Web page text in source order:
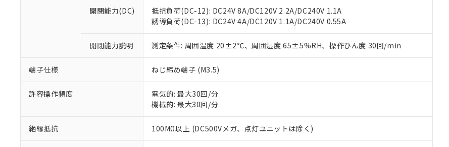
開閉能力(DC)
抵抗負荷(DC-12): DC24V 8A/DC120V 2.2A/DC240V 1.1A
誘導負荷(DC-13): DC24V 4A/DC120V 1.1A/DC240V 0.55A
開閉能力説明 測定条件: 周囲温度 20±2℃、周囲湿度 65±5%RH、操作ひん度 30回/min
端子仕様 ねじ締め端子 (M3.5)
許容操作頻度
電気的: 最大30回/分
機械的: 最大30回/分
絶縁抵抗 100MΩ以上 (DC500Vメガ、点灯ユニットは除く)
マイパーツ機能（部品リスト作成サービス）をご利用いただくには、I-Webメン
ている必要があります。
お客様が当ウェブサイト上で当社にご登録された部品リストについて、当社およ
が、当社の製品・サービスに関するお客様との取引・商談に必要な範囲で利用す
さい。
※当社の共同利用者とは、
いる法人を指します。
※3 非含有証明書ダウンロード
下記の非含有証明書をダウンロードすることができます。
51物質の非含有証明書（当社基準）
※本証明書は発行日時点で非含有を証明するもので、過去に遡って非含有を証明するも
また、RoHS指令のフタル酸エステル類４物質の対応では、対応完了までの期間は出
混在することから備考欄に対応日を記載しておりました。
既に当社にて対応品への在庫切替を完了していることから、特段のことがない限り、
り割愛しております。
「ｅ」：有害物質（10物質）のすべてが基準値以下であることを示します。
「10」：通常の使用状況下において有害物質が外部に漏えいし、環境に深刻な影響を
味します。
合意する キャンセル
機器販売店・当社販売員にご確認ください)
白